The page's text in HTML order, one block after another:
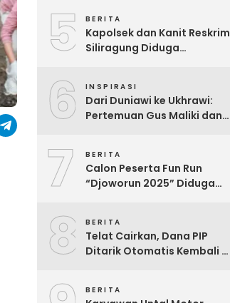
5 BERITA
Kapolsek dan Kanit Reskrim
Siliragung Diduga
6 INSPIRASI
Dari Duniawi ke Ukhrawi:
Pertemuan Gus Maliki dan
7 BERITA
Calon Peserta Fun Run
“Djoworun 2025” Diduga
8 BERITA
Telat Cairkan, Dana PIP
Ditarik Otomatis Kembali Ke
BERITA